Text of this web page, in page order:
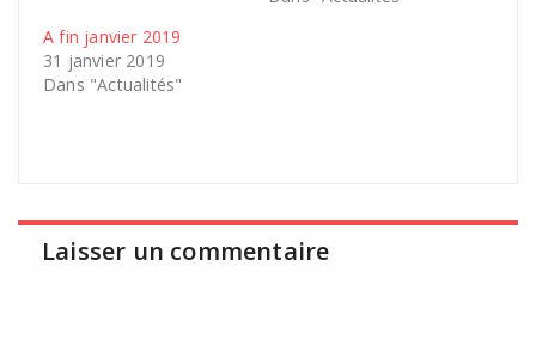
A fin janvier 2019
31 janvier 2019
Dans "Actualités"
Laisser un commentaire